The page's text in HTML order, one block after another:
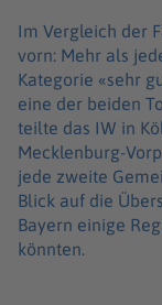
Im Vergleich der
vorn: Mehr als
Kategorie «sehr
eine der beiden
teilte das IW in
Mecklenburg-
jede zweite
Blick auf die
Bayern einige
könnten.